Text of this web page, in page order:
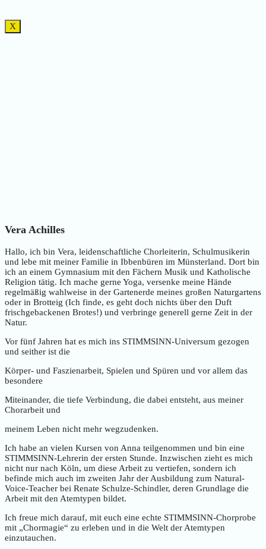
X
Vera Achilles
Hallo, ich bin Vera, leidenschaftliche Chorleiterin, Schulmusikerin
und lebe mit meiner Familie in Ibbenbüren im Münsterland. Dort bin
ich an einem Gymnasium mit den Fächern Musik und Katholische
Religion tätig. Ich mache gerne Yoga, versenke meine Hände
regelmäßig wahlweise in der Gartenerde meines großen Naturgartens
oder in Brotteig (Ich finde, es geht doch nichts über den Duft
frischgebackenen Brotes!) und verbringe generell gerne Zeit in der
Natur.
Vor fünf Jahren hat es mich ins STIMMSINN-Universum gezogen
und seither ist die
Körper- und Faszienarbeit, Spielen und Spüren und vor allem das
besondere
Miteinander, die tiefe Verbindung, die dabei entsteht, aus meiner
Chorarbeit und
meinem Leben nicht mehr wegzudenken.
Ich habe an vielen Kursen von Anna teilgenommen und bin eine
STIMMSINN-Lehrerin der ersten Stunde. Inzwischen zieht es mich
nicht nur nach Köln, um diese Arbeit zu vertiefen, sondern ich
befinde mich auch im zweiten Jahr der Ausbildung zum Natural-
Voice-Teacher bei Renate Schulze-Schindler, deren Grundlage die
Arbeit mit den Atemtypen bildet.
Ich freue mich darauf, mit euch eine echte STIMMSINN-Chorprobe
mit „Chormagie“ zu erleben und in die Welt der Atemtypen
einzutauchen.